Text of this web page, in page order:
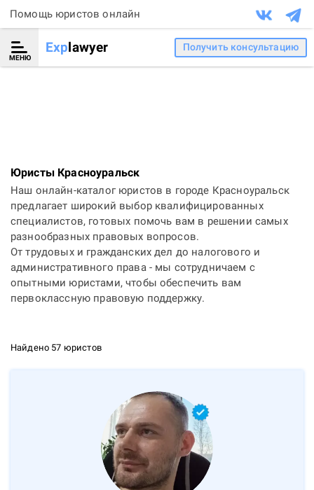
Помощь юристов онлайн
МЕНЮ
Explawyer Получить консультацию
Юристы Красноуральск
Наш онлайн-каталог юристов в городе Красноуральск
предлагает широкий выбор квалифицированных
специалистов, готовых помочь вам в решении самых
разнообразных правовых вопросов.
От трудовых и гражданских дел до налогового и
административного права - мы сотрудничаем с
опытными юристами, чтобы обеспечить вам
первоклассную правовую поддержку.
Найдено 57 юристов